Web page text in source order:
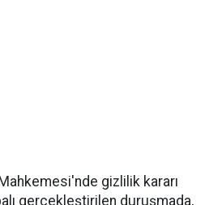
gizlilik kararı
gerçekleştirilen duruşmada,